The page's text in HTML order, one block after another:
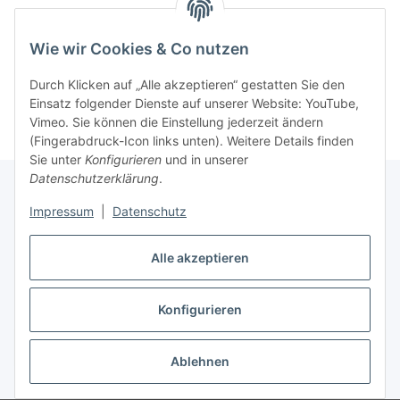
Alle akzeptieren
Konfigurieren
Ablehnen
Wie wir Cookies & Co nutzen
Durch Klicken auf „Alle akzeptieren“ gestatten Sie den
Einsatz folgender Dienste auf unserer Website: YouTube,
Vimeo. Sie können die Einstellung jederzeit ändern
(Fingerabdruck-Icon links unten). Weitere Details finden
Sie unter Konfigurieren und in unserer
Datenschutzerklärung.
Impressum Datenschutz
Gesetzliche Informationen